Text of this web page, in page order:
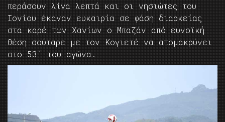
περάσουν λίγα λεπτά και οι νησιώτες του
Ιονίου έκαναν ευκαιρία σε φάση διαρκείας
στα καρέ των Χανίων ο Μπαζάν από ευνοϊκή
θέση σούταρε με τον Κογιετέ να απομακρύνει
στο 53΄ του αγώνα.